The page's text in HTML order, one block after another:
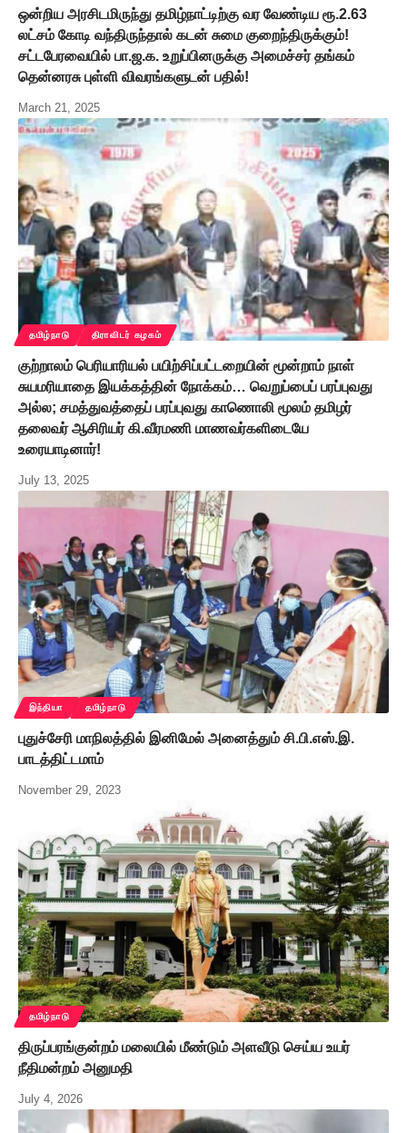
ஒன்றிய அரசிடமிருந்து தமிழ்நாட்டிற்கு வர வேண்டிய ரூ.2.63
லட்சம் கோடி வந்திருந்தால் கடன் சுமை குறைந்திருக்கும்!
சட்டபேரவையில் பா.ஜ.க. உறுப்பினருக்கு அமைச்சர் தங்கம்
தென்னரசு புள்ளி விவரங்களுடன் பதில்!
March 21, 2025
தமிழ்நாடு திராவிடர் கழகம்
குற்றாலம் பெரியாரியல் பயிற்சிப்பட்டறையின் மூன்றாம் நாள்
சுயமரியாதை இயக்கத்தின் நோக்கம்… வெறுப்பைப் பரப்புவது
அல்ல; சமத்துவத்தைப் பரப்புவது காணொலி மூலம் தமிழர்
தலைவர் ஆசிரியர் கி.வீரமணி மாணவர்களிடையே
உரையாடினார்!
July 13, 2025
இந்தியா தமிழ்நாடு
புதுச்சேரி மாநிலத்தில் இனிமேல் அனைத்தும் சி.பி.எஸ்.இ.
பாடத்திட்டமாம்
November 29, 2023
தமிழ்நாடு
திருப்பரங்குன்றம் மலையில் மீண்டும் அளவீடு செய்ய உயர்
நீதிமன்றம் அனுமதி
July 4, 2026